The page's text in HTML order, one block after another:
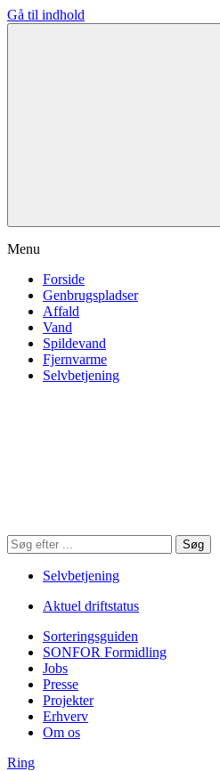
Gå til indhold
Menu
Forside
Genbrugspladser
Affald
Vand
Spildevand
Fjernvarme
Selvbetjening
Søg
på
hjemmesiden
Søg
Selvbetjening
Aktuel driftstatus
Sorteringsguiden
SONFOR Formidling
Jobs
Presse
Projekter
Erhverv
Om os
Ring